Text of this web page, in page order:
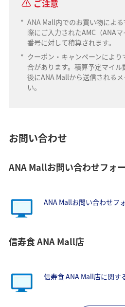
ご注意
* ANA Mall内でのお買い物によ
際にご入力されたAMC（ANA
番号に対して積算されます。
* クーポン・キャンペーンによ
合があります。積算予定マイ
後にANA Mallから送信される
い。
お問い合わせ
ANA Mallお問い合わせフォ
ANA Mallお問い合わせフ
信寿食 ANA Mall店
信寿食 ANA Mall店に関す